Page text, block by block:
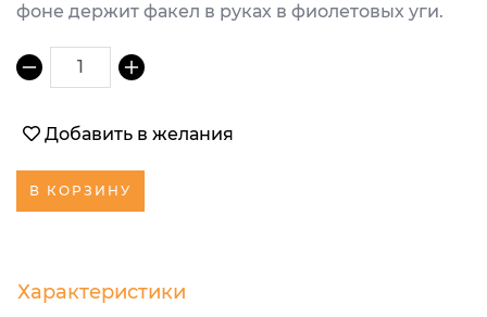
фоне держит факел в руках в фиолетовых уги.
1
Добавить в желания
В КОРЗИНУ
Характеристики